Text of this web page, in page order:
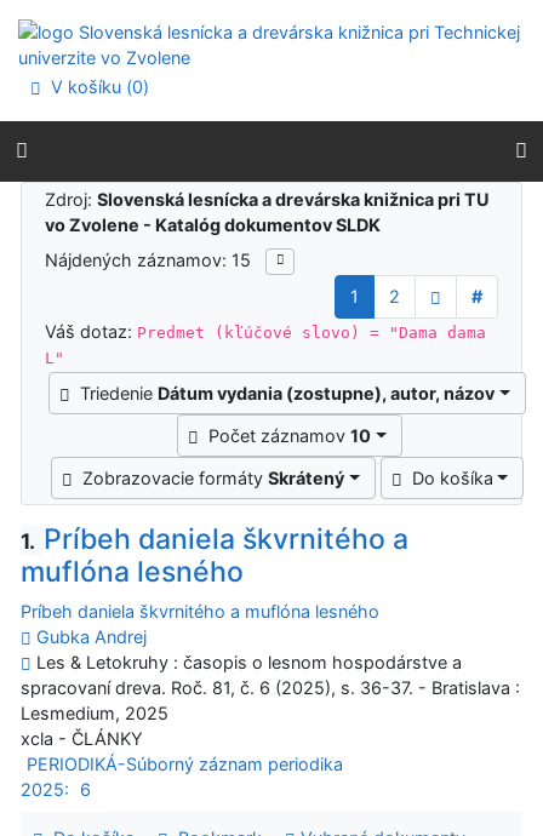
Prejsť na menu
Prehlásenie o webovej prístupnosti
V košíku (0)
Výsledky vyhľadávania
Zdroj:Slovenská lesnícka a drevárska knižnica pri TU
vo Zvolene - Katalóg dokumentov SLDK
Nájdených záznamov: 15
1
2
#
Váš dotaz: Predmet (kľúčové slovo) = "Dama dama
L"
Triedenie Dátum vydania (zostupne), autor, názov
Počet záznamov10
Zobrazovacie formátySkrátený Do košíka
1. Príbeh daniela škvrnitého a
muflóna lesného
Príbeh daniela škvrnitého a muflóna lesného
Gubka Andrej
Les & Letokruhy : časopis o lesnom hospodárstve a
spracovaní dreva. Roč. 81, č. 6 (2025), s. 36-37. - Bratislava :
Lesmedium, 2025
xcla - ČLÁNKY
PERIODIKÁ-Súborný záznam periodika
2025:
6